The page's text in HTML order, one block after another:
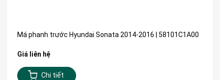
Má phanh trước Hyundai Sonata 2014-2016 | 58101C1A00
Giá liên hệ
Chi tiết